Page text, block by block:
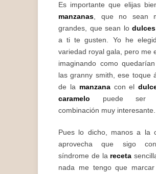
Es importante que elijas
manzanas , que no sean
grandes, que sean lodulces
a ti te gusten. Yo he
variedad royal gala, pero me
imaginando como
las granny smith, ese toque
de la manzanacon el
caramelo puede ser
combinación muy interesante.
Pues lo dicho, manos a la
aprovecha que sigo
síndrome de la receta
nada me tengo que